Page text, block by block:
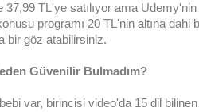
37,99 TL'ye satılıyor ama
programı 20 TL'nin altına dahi
bir göz atabilirsiniz.
Güvenilir Bulmadım?
var, birincisi video'da 15 dil